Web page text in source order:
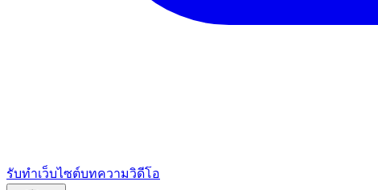
รับทำเว็บไซต์บทความวิดีโอ